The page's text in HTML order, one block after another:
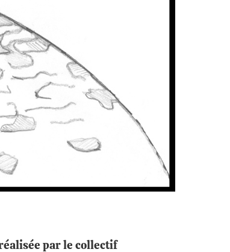
par le collectif